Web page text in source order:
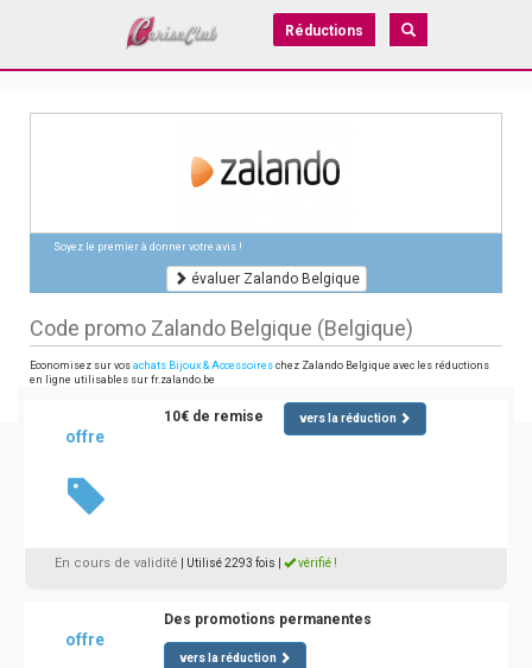
Réductions
Soyez le premier à donner votre avis !
évaluer Zalando Belgique
Code promo Zalando Belgique (Belgique)
Economisez sur vos achats Bijoux & Accessoires chez Zalando Belgique avec les réductions
en ligne utilisables sur fr.zalando.be
offre
10€ de remise vers la réduction
En cours de validité | Utilisé 2293 fois vérifié !
offre
Des promotions permanentes
vers la réduction